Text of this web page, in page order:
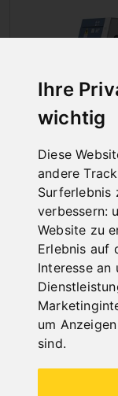
Ihre
wichtig
Diese
andere
Surferlebnis
verbessern:
Website zu
Erlebnis auf
Interesse an
um
sind.